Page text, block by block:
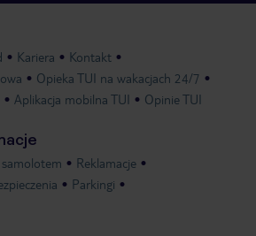
Kariera
Kontakt
Opieka TUI na wakacjach 24/7
Aplikacja mobilna TUI Opinie TUI
samolotem
Reklamacje
Parkingi